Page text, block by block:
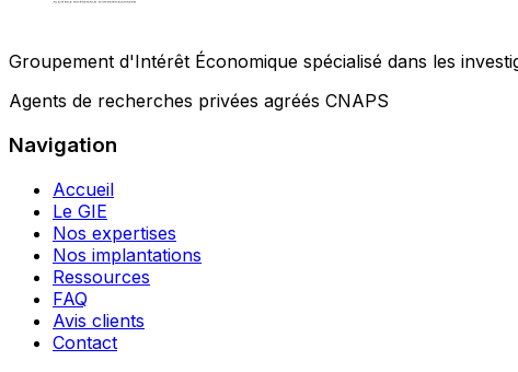
Groupement d'Intérêt Économique spécialisé dans les
Agents de recherches privées agréés CNAPS
Navigation
Accueil
Le GIE
Nos expertises
Nos implantations
Ressources
FAQ
Avis clients
Contact